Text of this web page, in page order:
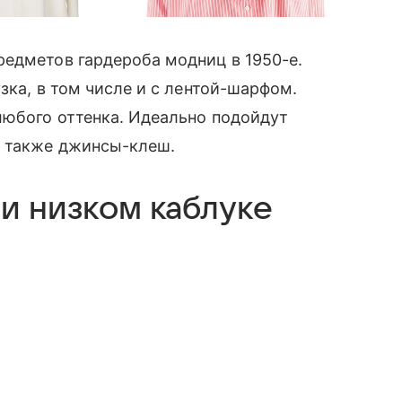
гардероба модниц в 1950-е.
в том числе и с лентой-шарфом.
оттенка. Идеально подойдут
также джинсы-клеш.
низком каблуке